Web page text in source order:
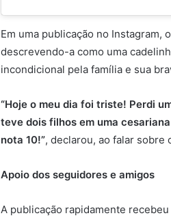
Em uma publicação no Instagram,
descrevendo-a como uma
incondicional pela família e sua
“Hoje o meu dia foi triste! Perdi
teve dois filhos em uma
nota 10!”, declarou, ao falar sobre
Apoio dos seguidores e amigos
A publicação rapidamente